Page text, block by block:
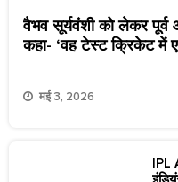
वैभव सूर्यवंशी को लेकर पूर्व
कहा- ‘वह टेस्ट क्रिकेट में
मई 3, 2026